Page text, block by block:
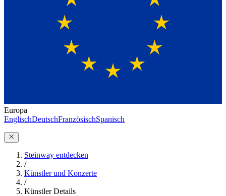
Europa
EnglischDeutschFranzösischSpanisch
Steinway entdecken
/
Künstler und Konzerte
/
Künstler Details